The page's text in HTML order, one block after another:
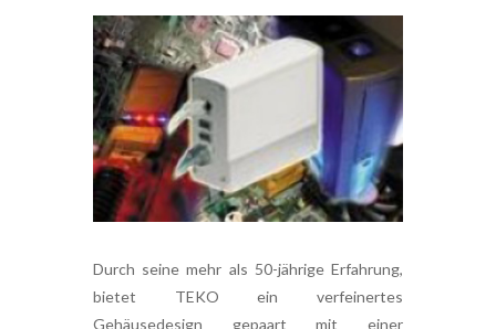
Durch seine mehr als 50-jährige Erfahrung,
bietet TEKO ein verfeinertes
Gehäusedesign gepaart mit einer